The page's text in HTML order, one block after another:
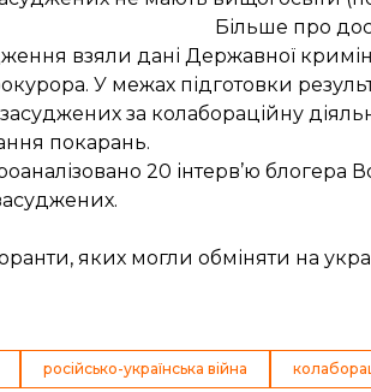
Більше про
взяли дані Державної
У межах підготовки
за колабораційну
покарань.
20 інтерв’ю
яких могли обміняти на
російсько-українська війна